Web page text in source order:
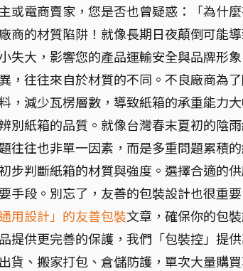
或電商賣家，您是否也曾疑惑：「為什
商的材質陷阱！就像長期日夜顛倒可能
失大，影響您的產品運輸安全與品牌形象
，往往來自於材質的不同。不良廠商為
，減少瓦楞層數，導致紙箱的承重能力
別紙箱的品質。就像台灣春末夏初的陰
往往也非單一因素，而是多重問題累積
步判斷紙箱的材質與強度。選擇合適的
手段。別忘了，友善的包裝設計也很重
用設計」的友善包裝文章，確保你的包
提供更完善的保護，我們「包裝控」提
貨、搬家打包、倉儲防護，單次大量購